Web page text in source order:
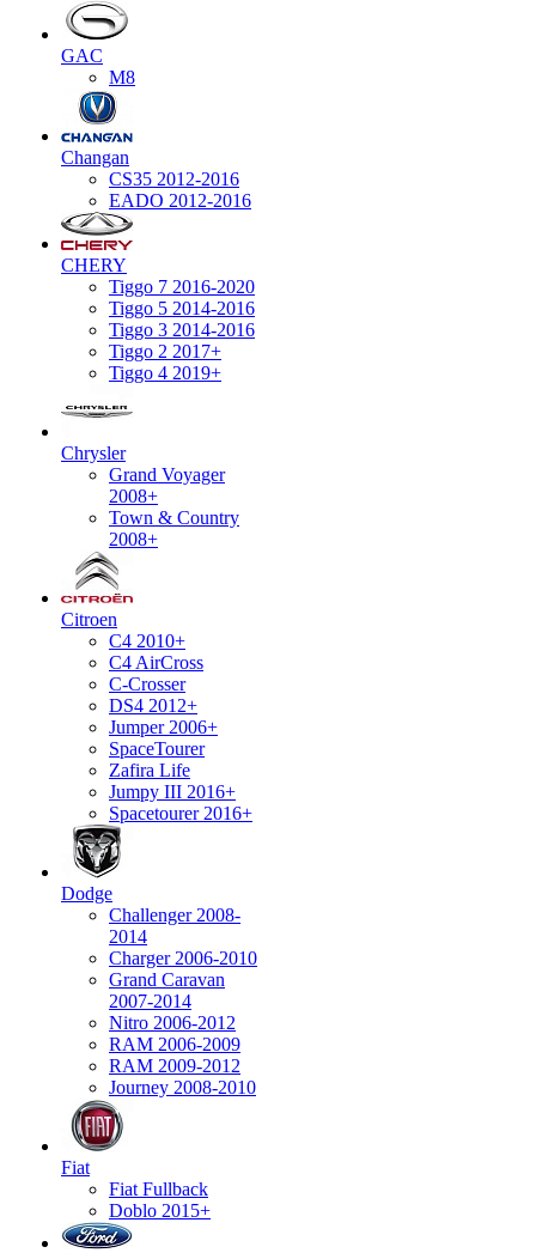
GAC
M8
Changan
CS35 2012-2016
EADO 2012-2016
CHERY
Tiggo 7 2016-2020
Tiggo 5 2014-2016
Tiggo 3 2014-2016
Tiggo 2 2017+
Tiggo 4 2019+
Chrysler
Grand Voyager
2008+
Town & Country
2008+
Citroen
C4 2010+
C4 AirCross
C-Crosser
DS4 2012+
Jumper 2006+
SpaceTourer
Zafira Life
Jumpy III 2016+
Spacetourer 2016+
Dodge
Challenger 2008-
2014
Charger 2006-2010
Grand Caravan
2007-2014
Nitro 2006-2012
RAM 2006-2009
RAM 2009-2012
Journey 2008-2010
Fiat
Fiat Fullback
Doblo 2015+